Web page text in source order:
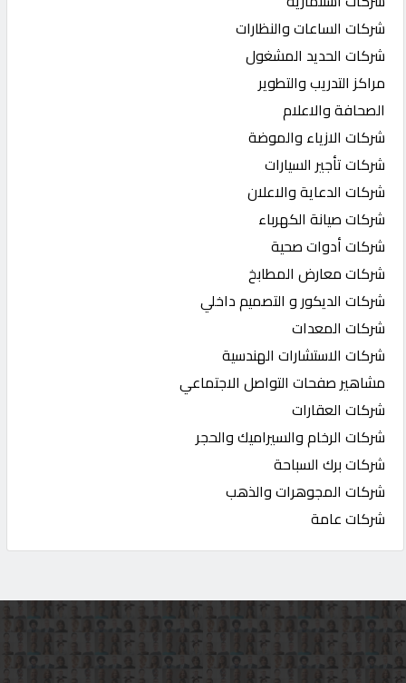
شركات الساعات والنظارات
شركات الحديد المشغول
مراكز التدريب والتطوير
الصحافة والاعلام
شركات الازياء والموضة
شركات تأجير السيارات
شركات الدعاية والاعلان
شركات صيانة الكهرباء
شركات أدوات صحية
شركات معارض المطابخ
شركات الديكور و التصميم داخلي
شركات المعدات
شركات الاستشارات الهندسية
مشاهير صفحات التواصل الاجتماعي
شركات العقارات
شركات الرخام والسيراميك والحجر
شركات برك السباحة
شركات المجوهرات والذهب
شركات عامة